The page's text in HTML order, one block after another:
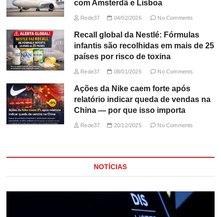
com Amsterdã e Lisboa
Rede37 04/02/2026 No Comments
Recall global da Nestlé: Fórmulas
infantis são recolhidas em mais de 25
países por risco de toxina
Rede37 08/01/2026 No Comments
Ações da Nike caem forte após
relatório indicar queda de vendas na
China — por que isso importa
Rede37 20/12/2025 No Comments
NOTÍCIAS